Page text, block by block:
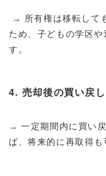
→ 所有権は移転して
ため、子どもの学区
す。
4. 売却後の買い戻
→ 一定期間内に買い
ば、将来的に再取得も